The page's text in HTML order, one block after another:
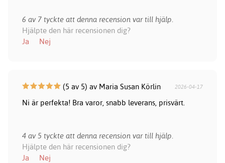
6 av 7 tyckte att denna recension var till hjälp.
Hjälpte den här recensionen dig?
Ja
Nej
(5 av 5) av Maria Susan Körlin 2026-04-17
Ni är perfekta! Bra varor, snabb leverans, prisvärt.
4 av 5 tyckte att denna recension var till hjälp.
Hjälpte den här recensionen dig?
Ja
Nej